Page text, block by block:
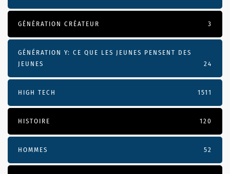
GÉNÉRATION CRÉATEUR 3
GÉNÉRATION Y: CE QUE LES JEUNES PENSENT DES
JEUNES
24
HIGH TECH 1511
HISTOIRE 120
HOMMES 52